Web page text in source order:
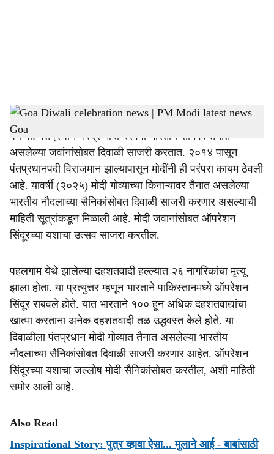
h
a
r
e
PM Modi Diwali celebration Goa-Dainik Gomantak
पणजी: पंतप्रधान नरेंद्र मोदी दरवर्षी भारतीय सीमेवर तैनात
असलेल्या जवांनांसोबत दिवाळी साजरी करतात. २०१४ पासून
पंतप्रधानपदी विराजमान झाल्यापासून मोदींनी ही परंपरा कायम ठेवली
आहे. यावर्षी (२०२५) मोदी गोव्याच्या किनाऱ्यावर तैनात असलेल्या
भारतीय नौदलाच्या सैनिकांसोबत दिवाळी साजरी करणार असल्याची
माहिती सूत्रांकडून मिळाली आहे. मोदी जवानांसोबत ऑपरेशन
सिंदूरच्या यशाचा उत्सव साजरा करतील.
पहलगाम येथे झालेल्या दहशतवादी हल्ल्यात २६ नागरिकांचा मृत्यू
झाला होता. या प्रत्युत्तर म्हणून भारताने पाकिस्तानमध्ये ऑपरेशन
सिंदूर राबवले होते. यात भारताने १०० हून अधिक दहशतवाद्यांचा
खात्मा करताना अनेक दहशतवादी तळ उद्धवस्त केले होते. या
दिवाळीला पंतप्रधान मोदी गोव्यात तैनात असलेल्या भारतीय
नौदलाच्या सैनिकांसोबत दिवाळी साजरी करणार आहेत. ऑपरेशन
सिंदूरच्या यशाचा जल्लोष मोदी सैनिकांसोबत करतील, अशी माहिती
समोर आली आहे.
Also Read
Inspirational Story: पुत्र व्हावा ऐसा... मुलाने आई - बाबांसाठी